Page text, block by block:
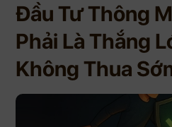
Đầu Tư Thông
Phải Là Thắng
Không Thua